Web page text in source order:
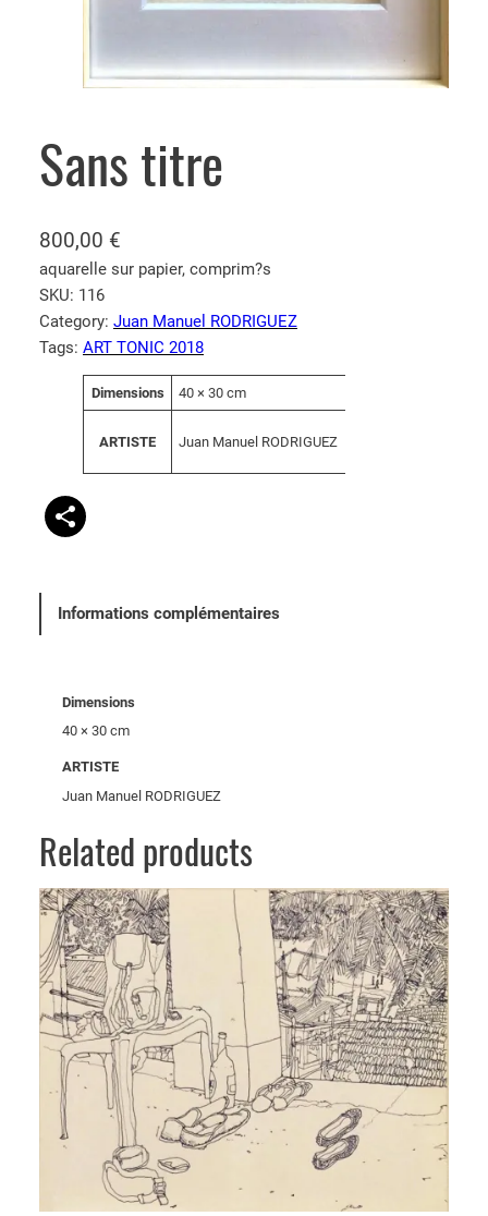
Sans titre
800,00 €
aquarelle sur papier, comprim?s
SKU: 116
Category: Juan Manuel RODRIGUEZ
Tags: ART TONIC 2018
A
tt
u
V
l
Dimensions 40 × 30 cm
ARTISTE Juan Manuel RODRIGUEZ
Informations complémentaires
Dimensions
40 × 30 cm
ARTISTE
Juan Manuel RODRIGUEZ
Related products